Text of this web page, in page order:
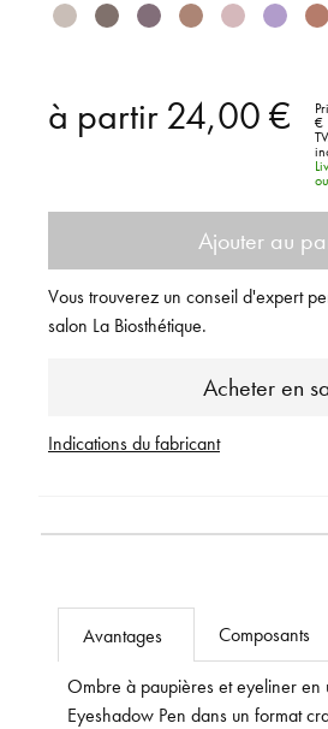
à partir 24,00 €
€
Ajouter au
Acheter en
Vous trouverez un conseil d'expert
salon La Biosthétique.
Indications du fabricant
Avantages Composants
Ombre à paupières et eyeliner en
Eyeshadow Pen dans un format